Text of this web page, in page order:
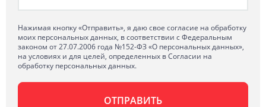
Нажимая кнопку «Отправить», я даю свое согласие на обработку
моих персональных данных, в соответствии с Федеральным
законом от 27.07.2006 года №152-ФЗ «О персональных данных»,
на условиях и для целей, определенных в Согласии на
обработку персональных данных.